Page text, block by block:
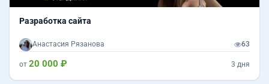
Разработка сайта
Анастасия Рязанова 63
от 20 000 ₽ 3 дня